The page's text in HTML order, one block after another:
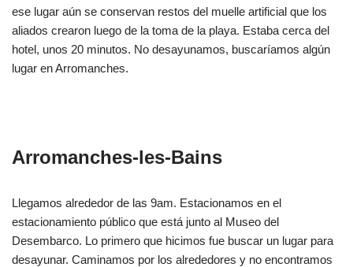
ese lugar aún se conservan restos del muelle artificial que los
aliados crearon luego de la toma de la playa. Estaba cerca del
hotel, unos 20 minutos. No desayunamos, buscaríamos algún
lugar en Arromanches.
Arromanches-les-Bains
Llegamos alrededor de las 9am. Estacionamos en el
estacionamiento público que está junto al Museo del
Desembarco. Lo primero que hicimos fue buscar un lugar para
desayunar. Caminamos por los alrededores y no encontramos